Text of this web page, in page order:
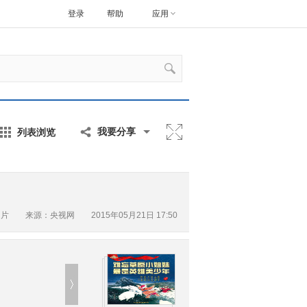
帮助 应用
登录
列表浏览 我要分享
来源：央视网 2015年05月21日 17:50